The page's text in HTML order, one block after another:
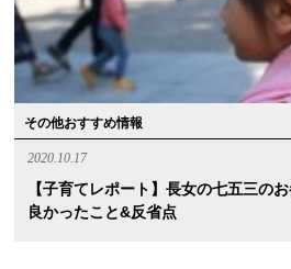
その他おすすめ情報
2020.10.17
【子育てレポート】長女の七五三の
良かったこと&反省点